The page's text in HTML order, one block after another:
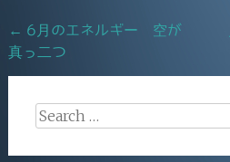
o
k
Post
navigation
← 6月のエネルギー 空が
真っ二つ
Search